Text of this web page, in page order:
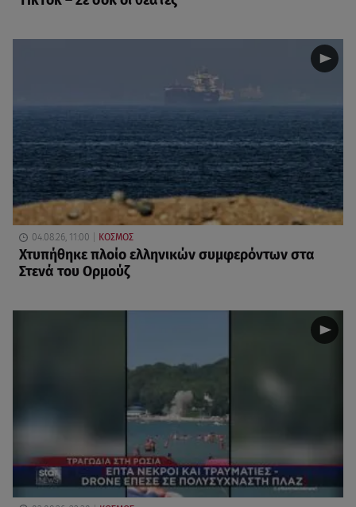
04.08.26, 11:00 ΚΟΣΜΟΣ
Χτυπήθηκε πλοίο ελληνικών συμφερόντων στα
Στενά του Ορμούζ